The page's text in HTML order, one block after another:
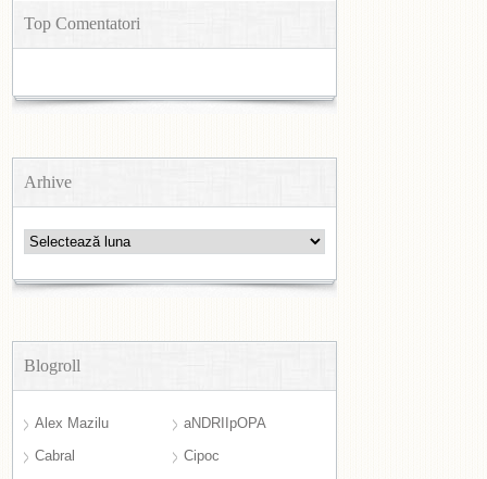
Top Comentatori
Arhive
Arhive
Blogroll
Alex Mazilu
aNDRIIpOPA
Cabral
Cipoc